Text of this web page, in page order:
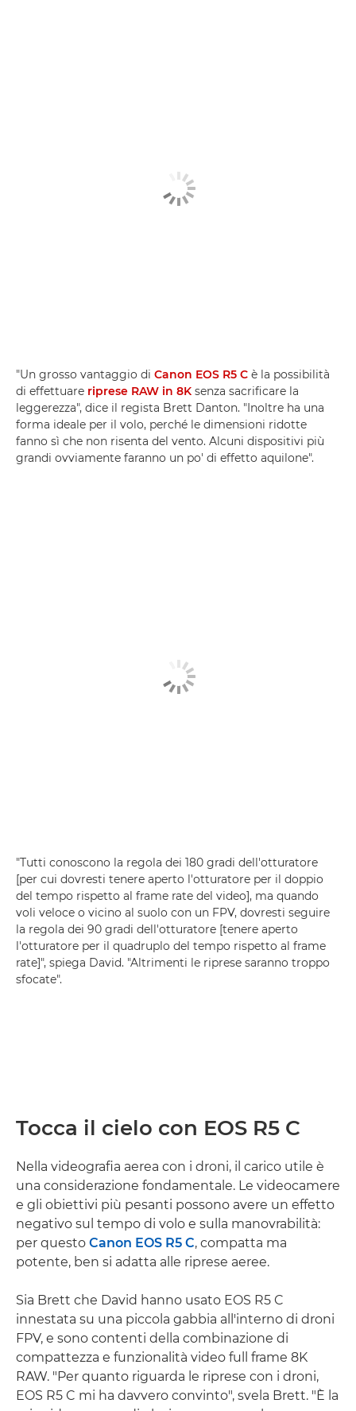
"Un grosso vantaggio di Canon EOS R5 C è la possibilità
di effettuare riprese RAW in 8K senza sacrificare la
leggerezza", dice il regista Brett Danton. "Inoltre ha una
forma ideale per il volo, perché le dimensioni ridotte
fanno sì che non risenta del vento. Alcuni dispositivi più
grandi ovviamente faranno un po' di effetto aquilone".
"Tutti conoscono la regola dei 180 gradi dell'otturatore
[per cui dovresti tenere aperto l'otturatore per il doppio
del tempo rispetto al frame rate del video], ma quando
voli veloce o vicino al suolo con un FPV, dovresti seguire
la regola dei 90 gradi dell'otturatore [tenere aperto
l'otturatore per il quadruplo del tempo rispetto al frame
rate]", spiega David. "Altrimenti le riprese saranno troppo
sfocate".
Tocca il cielo con EOS R5 C
Nella videografia aerea con i droni, il carico utile è
una considerazione fondamentale. Le videocamere
e gli obiettivi più pesanti possono avere un effetto
negativo sul tempo di volo e sulla manovrabilità:
per questo Canon EOS R5 C, compatta ma
potente, ben si adatta alle riprese aeree.
Sia Brett che David hanno usato EOS R5 C
innestata su una piccola gabbia all'interno di droni
FPV, e sono contenti della combinazione di
compattezza e funzionalità video full frame 8K
RAW. "Per quanto riguarda le riprese con i droni,
EOS R5 C mi ha davvero convinto", svela Brett. "È la